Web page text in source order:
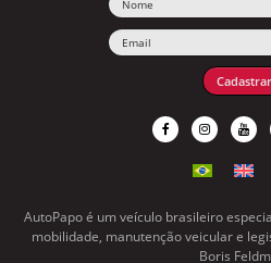
Cadastrar
AutoPapo é um veículo brasileiro
mobilidade, manutenção veicular e
Boris